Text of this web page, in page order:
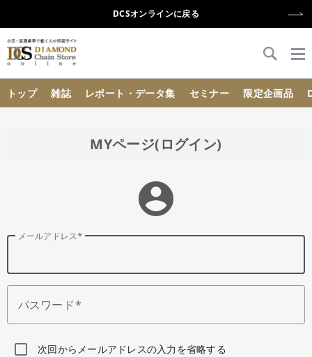
DCSオンラインに戻る
トップ 雑誌 レポート・データ集 セミナー 限定企画品
MYページ(ログイン)
account_circle
メールアドレス
パスワード
次回からメールアドレスの入力を省略する